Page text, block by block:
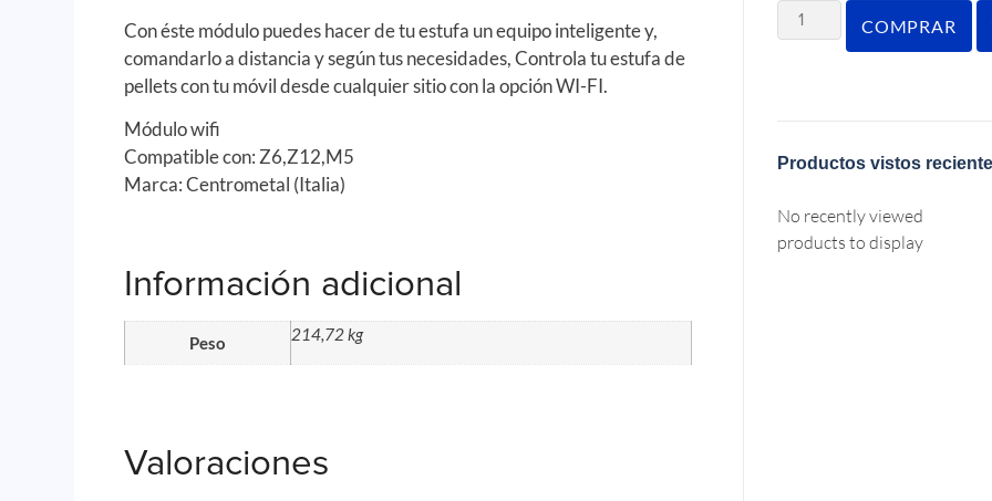
Con éste módulo puedes hacer de tu estufa un equipo inteligente y,
comandarlo a distancia y según tus necesidades, Controla tu estufa de
pellets con tu móvil desde cualquier sitio con la opción WI-FI.
Módulo wifi
Compatible con: Z6,Z12,M5
Marca: Centrometal (Italia)
Información adicional
Peso 214,72 kg
Valoraciones
COMPRAR
Productos vistos
No recently viewed
products to display